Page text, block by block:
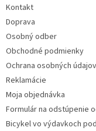
Kontakt
Doprava
Osobný odber
Obchodné podmienky
Ochrana osobných údajov
Reklamácie
Moja objednávka
Formulár na odstúpenie
Bicykel vo výdavkoch